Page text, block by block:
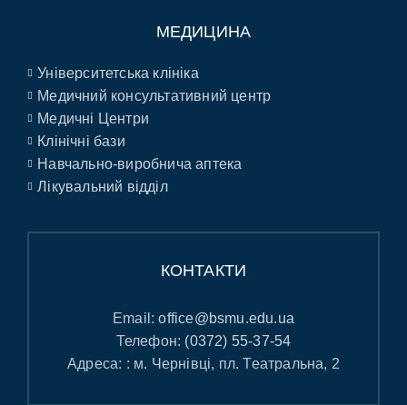
МЕДИЦИНА
Університетська клініка
Медичний консультативний центр
Медичні Центри
Клінічні бази
Навчально-виробнича аптека
Лікувальний відділ
КОНТАКТИ
Email:office@bsmu.edu.ua
Телефон: (0372) 55-37-54
Адреса: : м. Чернівці, пл. Театральна, 2